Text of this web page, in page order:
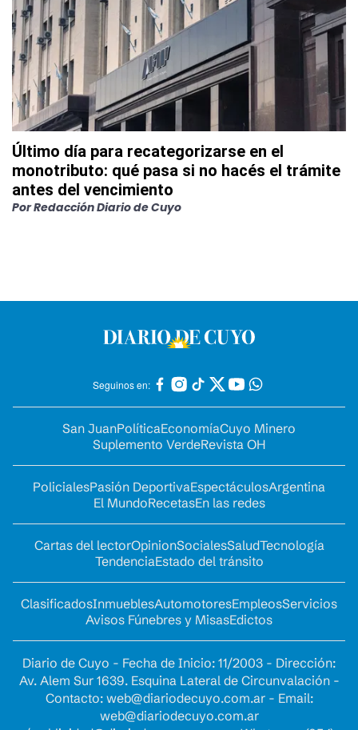
Último día para recategorizarse en el
monotributo: qué pasa si no hacés el trámite
antes del vencimiento
PorRedacción Diario de Cuyo
Seguinos en:
San JuanPolíticaEconomíaCuyo Minero
Suplemento VerdeRevista OH
PolicialesPasión DeportivaEspectáculosArgentina
El MundoRecetasEn las redes
Cartas del lectorOpinionSocialesSaludTecnología
TendenciaEstado del tránsito
ClasificadosInmueblesAutomotoresEmpleosServicios
Avisos Fúnebres y MisasEdictos
Diario de Cuyo - Fecha de Inicio: 11/2003 - Dirección:
Av. Alem Sur 1639. Esquina Lateral de Circunvalación -
Contacto: web@diariodecuyo.com.ar- Email:
web@diariodecuyo.com.ar